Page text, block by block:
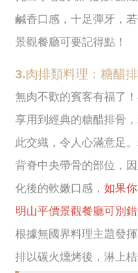
鹹香口感，十足彈牙，
景觀餐廳可要記得點！
3.肉排類料理：糖醋
無肉不歡的賓客有福了
享用到經典的糖醋排骨
此交織，令人心滿意足
背脊中央帶骨的部位，
化後的軟嫩口感，如果
明山平價景觀餐廳可別
根據無國界料理主題發
排以碳火燻烤後，淋上